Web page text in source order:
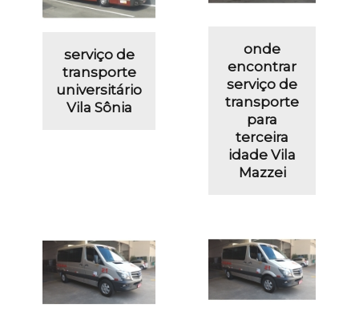
serviço de
transporte
universitário
Vila Sônia
onde
encontrar
serviço de
transporte
para
terceira
idade Vila
Mazzei